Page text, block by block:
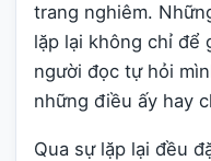
trang nghiêm.
lặp lại không chỉ để
người đọc tự hỏi
những điều ấy hay
Qua sự lặp lại đều